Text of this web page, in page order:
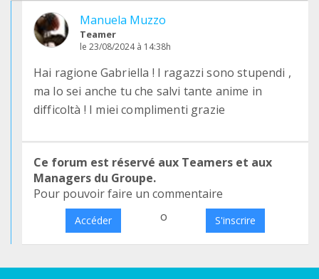
Manuela Muzzo
Teamer
le 23/08/2024 à 14:38h
Hai ragione Gabriella ! I ragazzi sono stupendi ,
ma lo sei anche tu che salvi tante anime in
difficoltà ! I miei complimenti grazie
Ce forum est réservé aux Teamers et aux
Managers du Groupe.
Pour pouvoir faire un commentaire
Accéder o S'inscrire